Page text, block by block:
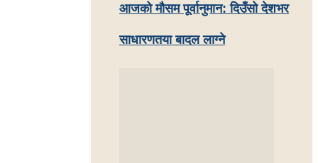
आजको मौसम पूर्वानुमान: दिउँसो देशभर
साधारणतया बादल लाग्ने